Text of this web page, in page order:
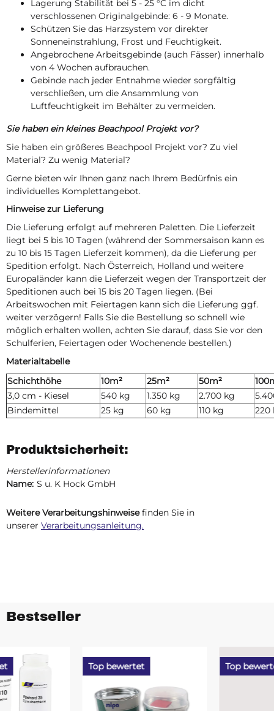
Lagerung Stabilität bei 5 - 25 °C im dicht
verschlossenen Originalgebinde: 6 - 9 Monate.
Schützen Sie das Harzsystem vor direkter
Sonneneinstrahlung, Frost und Feuchtigkeit.
Angebrochene Arbeitsgebinde (auch Fässer) innerhalb
von 4 Wochen aufbrauchen.
Gebinde nach jeder Entnahme wieder sorgfältig
verschließen, um die Ansammlung von
Luftfeuchtigkeit im Behälter zu vermeiden.
Sie haben ein kleines Beachpool Projekt vor?
Sie haben ein größeres Beachpool Projekt vor? Zu viel
Material? Zu wenig Material?
Gerne bieten wir Ihnen ganz nach Ihrem Bedürfnis ein
individuelles Komplettangebot.
Hinweise zur Lieferung
Die Lieferung erfolgt auf mehreren Paletten. Die Lieferzeit
liegt bei 5 bis 10 Tagen (während der Sommersaison kann es
zu 10 bis 15 Tagen Lieferzeit kommen), da die Lieferung per
Spedition erfolgt. Nach Österreich, Holland und weitere
Europaländer kann die Lieferzeit wegen der Transportzeit der
Speditionen auch bei 15 bis 20 Tagen liegen. (Bei
Arbeitswochen mit Feiertagen kann sich die Lieferung ggf.
weiter verzögern! Falls Sie die Bestellung so schnell wie
möglich erhalten wollen, achten Sie darauf, dass Sie vor den
Schulferien, Feiertagen oder Wochenende bestellen.)
Materialtabelle
Schichthöhe
10m² 25m² 50m²
3,0 cm - Kiesel
540 kg 1.350 kg 2.700 kg
Bindemittel
25 kg 60 kg 110 kg
Produktsicherheit:
Herstellerinformationen
Name: S u. K Hock GmbH
Weitere Verarbeitungshinweisefinden Sie in
unserer Verarbeitungsanleitung.
Bestseller
Top bewertet